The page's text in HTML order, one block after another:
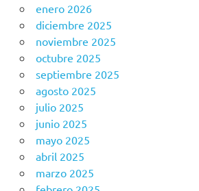
enero 2026
diciembre 2025
noviembre 2025
octubre 2025
septiembre 2025
agosto 2025
julio 2025
junio 2025
mayo 2025
abril 2025
marzo 2025